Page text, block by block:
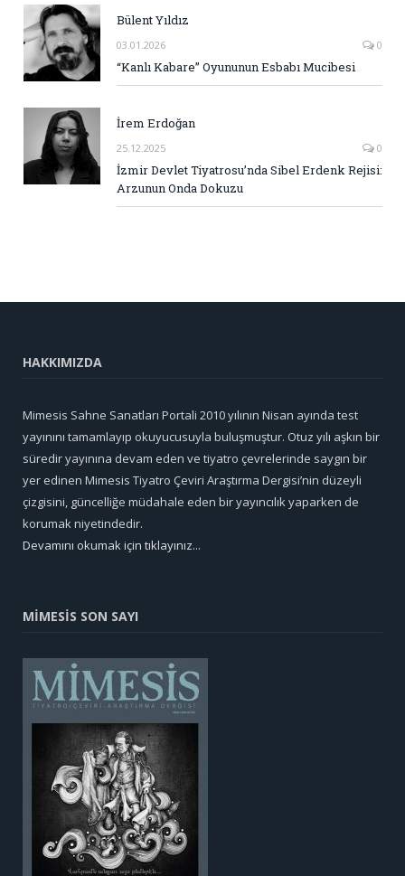
Bülent Yıldız
03.01.2026 0
“Kanlı Kabare” Oyununun Esbabı Mucibesi
İrem Erdoğan
25.12.2025 0
İzmir Devlet Tiyatrosu’nda Sibel Erdenk Rejisi:
Arzunun Onda Dokuzu
HAKKIMIZDA
Mimesis Sahne Sanatları Portali 2010 yılının Nisan ayında test
yayınını tamamlayıp okuyucusuyla buluşmuştur. Otuz yılı aşkın bir
süredir yayınına devam eden ve tiyatro çevrelerinde saygın bir
yer edinen Mimesis Tiyatro Çeviri Araştırma Dergisi’nin düzeyli
çizgisini, güncelliğe müdahale eden bir yayıncılık yaparken de
korumak niyetindedir.
Devamını okumak için tıklayınız...
MİMESİS SON SAYI